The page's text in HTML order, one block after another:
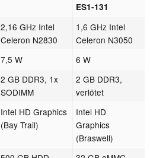
ES1-131
2,16 GHz Intel
Celeron N2830
1,6 GHz Intel
Celeron N3050
7,5 W
6 W
2 GB DDR3, 1x
SODIMM
2 GB DDR3,
verlötet
Intel HD Graphics
(Bay Trail)
Intel HD
Graphics
(Braswell)